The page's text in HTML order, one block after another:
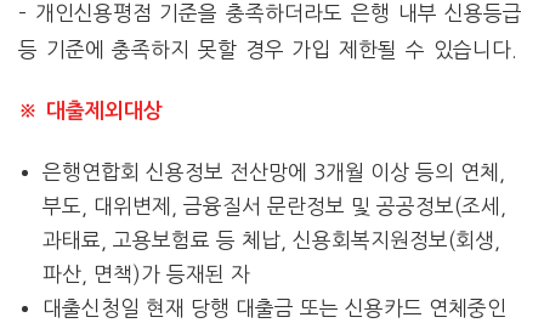
– 개인신용평점 기준을 충족하더라도 은행 내부 신용등급
등 기준에 충족하지 못할 경우 가입 제한될 수 있습니다.
※ 대출제외대상
은행연합회 신용정보 전산망에 3개월 이상 등의 연체,
부도, 대위변제, 금융질서 문란정보 및 공공정보(조세,
과태료, 고용보험료 등 체납, 신용회복지원정보(회생,
파산, 면책)가 등재된 자
대출신청일 현재 당행 대출금 또는 신용카드 연체중인